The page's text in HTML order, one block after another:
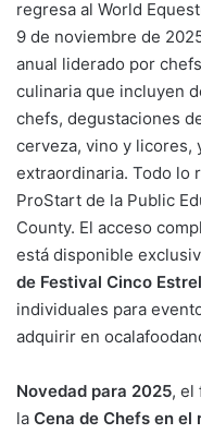
regresa al World
9 de noviembre de
anual liderado por
culinaria que incluyen
chefs, degustaciones
cerveza, vino y licores,
extraordinaria. Todo lo
ProStart de la Public
County. El acceso
está disponible
de Festival Cinco
individuales para
adquirir en
Novedad para 2025, el
la Cena de Chefs en